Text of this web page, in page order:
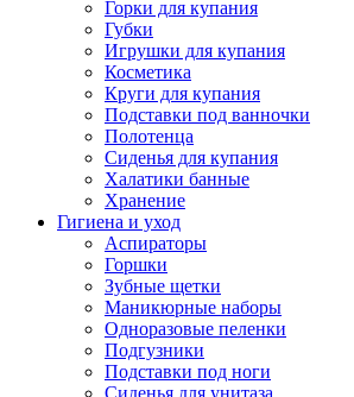
Горки для купания
Губки
Игрушки для купания
Косметика
Круги для купания
Подставки под ванночки
Полотенца
Сиденья для купания
Халатики банные
Хранение
Гигиена и уход
Аспираторы
Горшки
Зубные щетки
Маникюрные наборы
Одноразовые пеленки
Подгузники
Подставки под ноги
Сиденья для унитаза